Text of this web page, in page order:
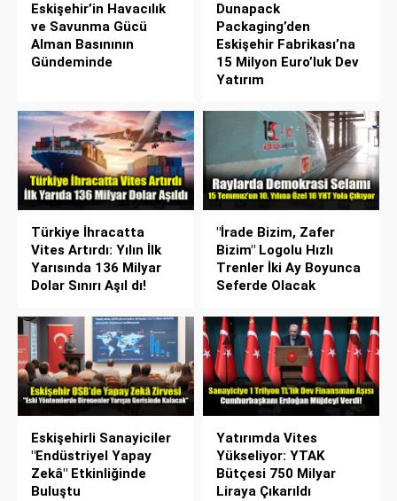
Eskişehir’in Havacılık
ve Savunma Gücü
Alman Basınının
Gündeminde
Dunapack
Packaging’den
Eskişehir Fabrikası’na
15 Milyon Euro’luk Dev
Yatırım
Türkiye İhracatta
Vites Artırdı: Yılın İlk
Yarısında 136 Milyar
Dolar Sınırı Aşıl dı!
"İrade Bizim, Zafer
Bizim" Logolu Hızlı
Trenler İki Ay Boyunca
Seferde Olacak
Eskişehirli Sanayiciler
"Endüstriyel Yapay
Zekâ" Etkinliğinde
Buluştu
Yatırımda Vites
Yükseliyor: YTAK
Bütçesi 750 Milyar
Liraya Çıkarıldı